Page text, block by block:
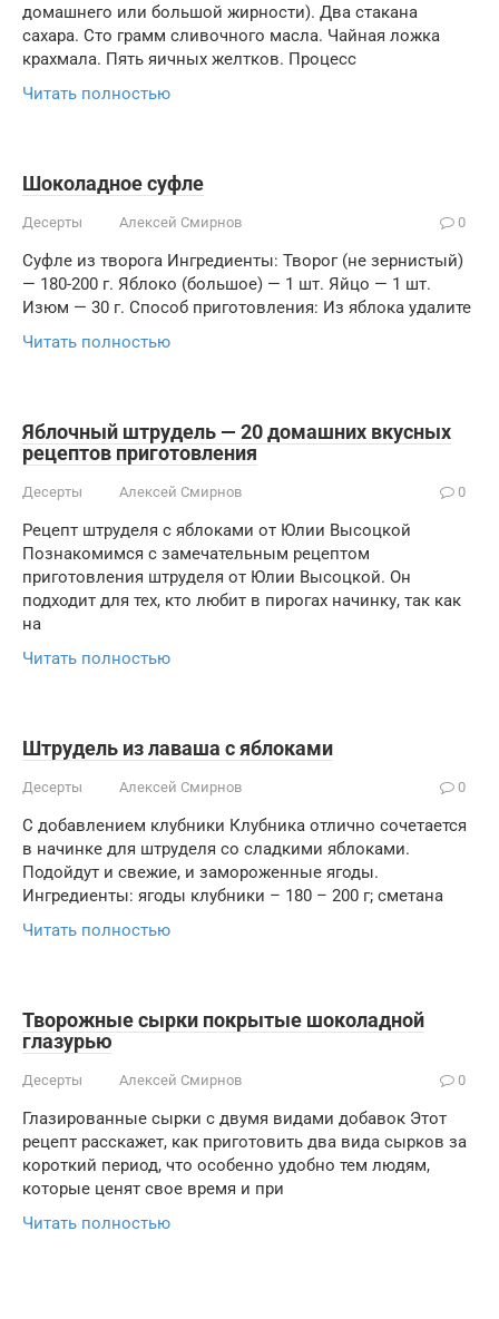
домашнего или большой жирности). Два стакана
сахара. Сто грамм сливочного масла. Чайная ложка
крахмала. Пять яичных желтков. Процесс
Читать полностью
Шоколадное суфле
Десерты Алексей Смирнов 0
Суфле из творога Ингредиенты: Творог (не зернистый)
— 180-200 г. Яблоко (большое) — 1 шт. Яйцо — 1 шт.
Изюм — 30 г. Способ приготовления: Из яблока удалите
Читать полностью
Яблочный штрудель — 20 домашних вкусных
рецептов приготовления
Десерты Алексей Смирнов 0
Рецепт штруделя с яблоками от Юлии Высоцкой
Познакомимся с замечательным рецептом
приготовления штруделя от Юлии Высоцкой. Он
подходит для тех, кто любит в пирогах начинку, так как
на
Читать полностью
Штрудель из лаваша с яблоками
Десерты Алексей Смирнов 0
С добавлением клубники Клубника отлично сочетается
в начинке для штруделя со сладкими яблоками.
Подойдут и свежие, и замороженные ягоды.
Ингредиенты: ягоды клубники – 180 – 200 г; сметана
Читать полностью
Творожные сырки покрытые шоколадной
глазурью
Десерты Алексей Смирнов 0
Глазированные сырки с двумя видами добавок Этот
рецепт расскажет, как приготовить два вида сырков за
короткий период, что особенно удобно тем людям,
которые ценят свое время и при
Читать полностью